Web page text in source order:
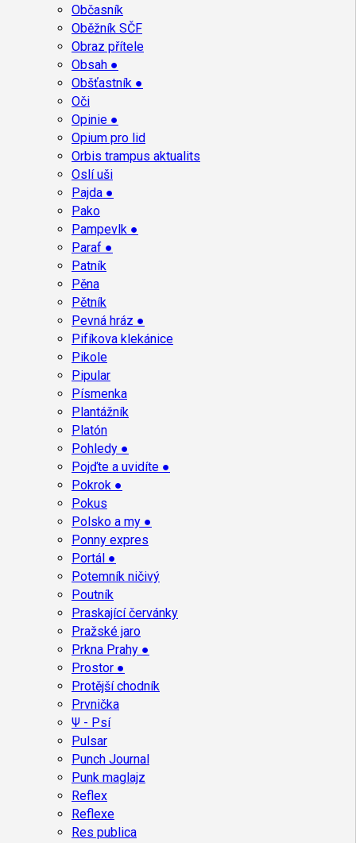
Občasník
Oběžník SČF
Obraz přítele
Obsah ●
Obšťastník ●
Oči
Opinie ●
Opium pro lid
Orbis trampus aktualits
Oslí uši
Pajda ●
Pako
Pampevlk ●
Paraf ●
Patník
Pěna
Pětník
Pevná hráz ●
Pifíkova klekánice
Pikole
Pipular
Písmenka
Plantážník
Platón
Pohledy ●
Pojďte a uvidíte ●
Pokrok ●
Pokus
Polsko a my ●
Ponny expres
Portál ●
Potemník ničivý
Poutník
Praskající červánky
Pražské jaro
Prkna Prahy ●
Prostor ●
Protější chodník
Prvnička
Ψ - Psí
Pulsar
Punch Journal
Punk maglajz
Reflex
Reflexe
Res publica